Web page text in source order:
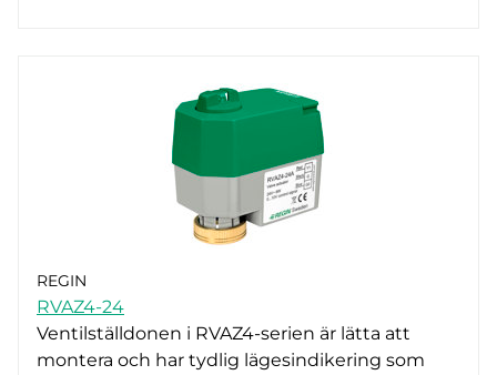
REGIN
RVAZ4-24
Ventilställdonen i RVAZ4-serien är lätta att
montera och har tydlig lägesindikering som